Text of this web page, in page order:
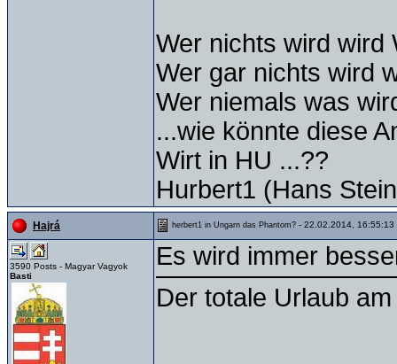
Wer nichts wird wird
Wer gar nichts wird
Wer niemals was
...wie könnte diese
Wirt in HU ...??
Hurbert1 (Hans
Hajrá herbert1 in Ungarn das Phantom? - 22.02.2014, 16:55:13
3590 Posts - Magyar Vagyok
Basti
Es wird immer
Der totale Urlaub